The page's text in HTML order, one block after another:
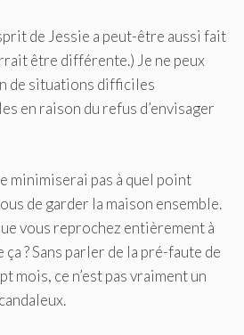
de Jessie a peut-être aussi fait
être différente.) Je ne peux
de situations difficiles
en raison du refus d’envisager
minimiserai pas à quel point
de garder la maison ensemble.
vous reprochez entièrement à
ça ? Sans parler de la pré-faute de
mois, ce n’est pas vraiment un